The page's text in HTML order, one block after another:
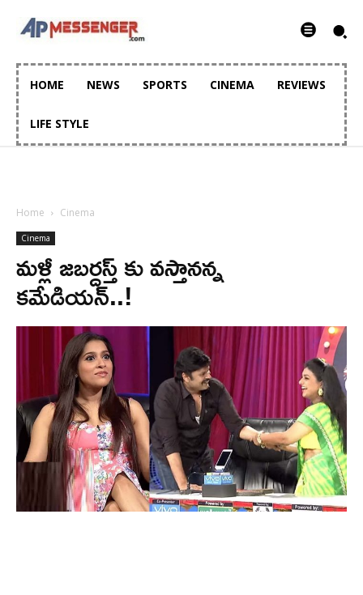
HOME NEWS SPORTS CINEMA REVIEWS
LIFE STYLE
Home Cinema
Cinema
మళ్లీ జబర్దస్త్ కు వస్తానన్న
కమేడియన్..!